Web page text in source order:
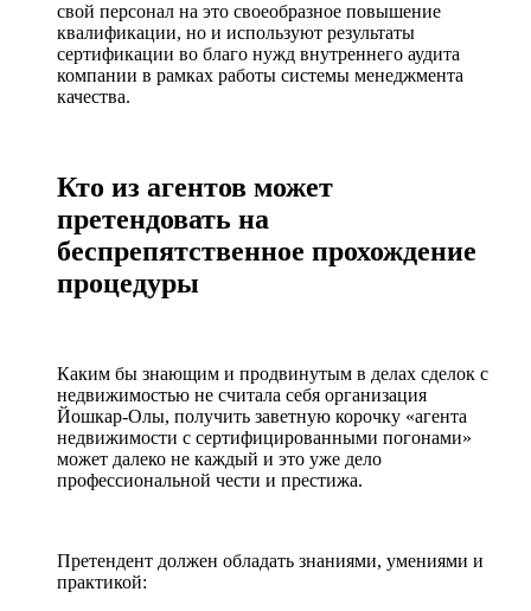
свой персонал на это своеобразное повышение
квалификации, но и используют результаты
сертификации во благо нужд внутреннего аудита
компании в рамках работы системы менеджмента
качества.
Кто из агентов может
претендовать на
беспрепятственное прохождение
процедуры
Каким бы знающим и продвинутым в делах сделок с
недвижимостью не считала себя организация
Йошкар-Олы, получить заветную корочку «агента
недвижимости с сертифицированными погонами»
может далеко не каждый и это уже дело
профессиональной чести и престижа.
Претендент должен обладать знаниями, умениями и
практикой: